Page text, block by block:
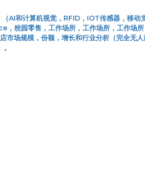
AI和计算机视觉，RFID，IOT传感器，移动
校园零售，工作场所，工作场所，工作场
场规模，份额，增长和行业分析（完全无人